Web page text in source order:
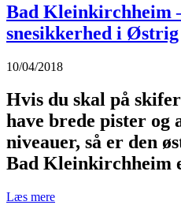
Bad Kleinkirchheim
snesikkerhed i Østrig
10/04/2018
Hvis du skal på
have brede pister
niveauer, så er den
Bad Kleinkirchheim
Læs mere